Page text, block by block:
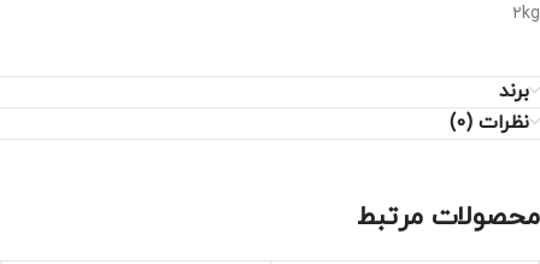
۲kg
برند
نظرات (0)
محصولات مرتبط